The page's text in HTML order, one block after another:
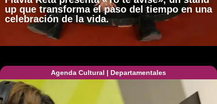
up que transforma el paso del tiempo en una
celebración de la vida.
Agenda Cultural | Departamentales